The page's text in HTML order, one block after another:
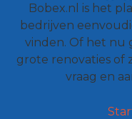
Bobex.nl is het
bedrijven
vinden. Of het nu
grote renovaties of
vraag en